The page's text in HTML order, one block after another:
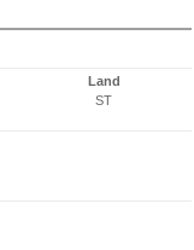
Land
ST